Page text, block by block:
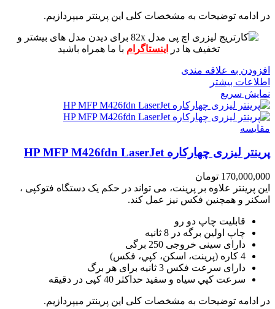
در ادامه توضیحات به مشخصات کلی این پرینتر میپردازیم.
برای دیدن مدل های بیشتر و
تخفیف ها در
اینستاگرام با ما همراه باشید
افزودن به علاقه مندی
اطلاعات بیشتر
نمایش سریع
مقايسه
پرینتر لیزری چهارکاره HP MFP M426fdn LaserJet
170,000,000 تومان
این پرینتر علاوه بر پرینت، می تواند در حکم یک دستگاه فتوکپی ،
اسکنر و همچنین فکس نیز عمل کند.
قابلیت چاپ دو رو
چاپ اولین برگه در 8 ثانیه
دارای سینی خروجی 250 برگی
4 کاره (پرينت، اسکن، کپي، فکس)
دارای سرعت فکس 3 ثانیه برای هر برگ
سرعت کپي سياه و سفيد حداکثر 40 کپی در دقیقه
در ادامه توضیحات به مشخصات کلی این پرینتر میپردازیم.